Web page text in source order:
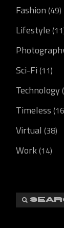
Fashion (49)
Lifestyle
Sci-Fi (11)
Technology
Timeless
Virtual (38)
Work(14)